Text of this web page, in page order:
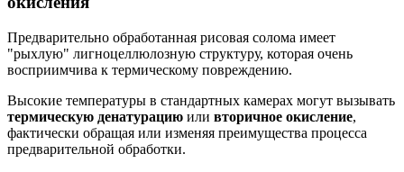
Предварительно обработанная рисовая солома имеет
"рыхлую" лигноцеллюлозную структуру, которая очень
восприимчива к термическому повреждению.
Высокие температуры в стандартных камерах могут вызывать
термическую денатурацию или вторичное окисление,
фактически обращая или изменяя преимущества процесса
предварительной обработки.